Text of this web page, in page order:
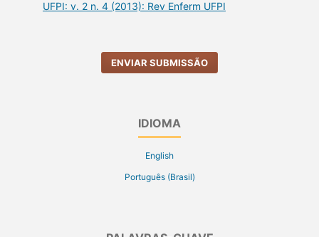
UFPI: v. 2 n. 4 (2013): Rev Enferm UFPI
ENVIAR SUBMISSÃO
IDIOMA
English
Português (Brasil)